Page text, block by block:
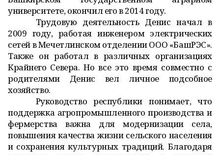
университете, окончил его в 2014 году.
Трудовую деятельность Денис начал в
2009 году, работая инженером электрических
сетей в Мечетлинском отделении ООО «БашРЭС».
Также он работал в различных организациях
Крайнего Севера. Но все это время совместно с
родителями Денис вел личное подсобное
хозяйство.
Руководство республики понимает, что
поддержка агропромышленного производства и
фермерства важна для модернизации села,
повышения качества жизни сельского населения
и сохранения культурных традиций. Благодаря